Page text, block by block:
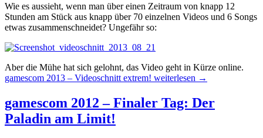
Wie es aussieht, wenn man über einen Zeitraum von knapp 12
Stunden am Stück aus knapp über 70 einzelnen Videos und 6 Songs
etwas zusammenschneidet? Ungefähr so:
Aber die Mühe hat sich gelohnt, das Video geht in Kürze online.
gamescom 2013 – Videoschnitt extrem! weiterlesen →
gamescom 2012 – Finaler Tag: Der
Paladin am Limit!